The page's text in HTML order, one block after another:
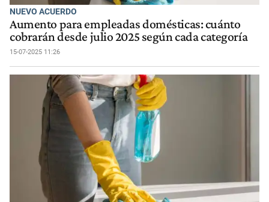
NUEVO ACUERDO
Aumento para empleadas domésticas: cuánto
cobrarán desde julio 2025 según cada categoría
15-07-2025 11:26